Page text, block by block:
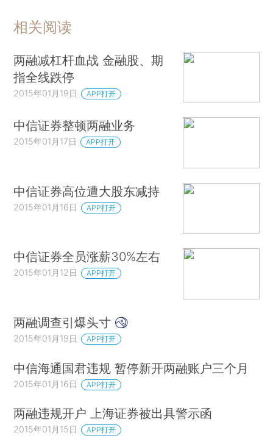
相关阅读
两融减杠杆血战 金融股、期
指全线跌停
2015年01月19日 APP打开
中信证券整顿两融业务
2015年01月17日 APP打开
中信证券高位遭大股东减持
2015年01月16日 APP打开
中信证券全员涨薪30%左右
2015年01月12日 APP打开
两融调查引爆头寸
2015年01月19日 APP打开
中信海通国君违规 暂停新开两融账户三个月
2015年01月16日 APP打开
两融违规开户 上海证券被出具警示函
2015年01月15日 APP打开